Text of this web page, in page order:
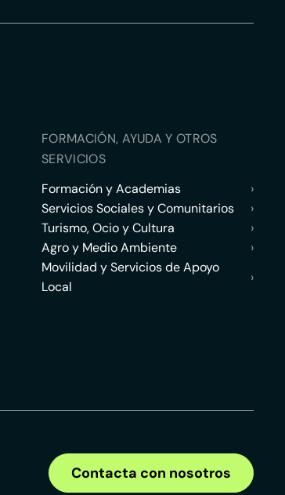
FORMACIÓN, AYUDA Y OTROS
SERVICIOS
Formación y Academias
›
Servicios Sociales y Comunitarios
›
Turismo, Ocio y Cultura
›
Agro y Medio Ambiente
›
Movilidad y Servicios de Apoyo
Local
›
Contacta con nosotros